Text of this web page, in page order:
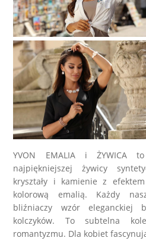
LABRADORYT
LAPIS LAZURI
MASA PERŁOWA
RODOCHROZYT
TURMALIN
RODONIT
TYGRYSIE OKO
YVON EMALIA i ŻYWICA
najpiękniejszej żywicy
kryształy i kamienie z
kolorową emalią. Każdy
bliźniaczy wzór eleganckiej
kolczyków. To subtelna
romantyzmu. Dla kobiet